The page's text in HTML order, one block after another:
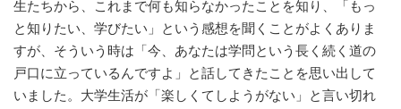
生たちから、これまで何も知らなかったことを知り、「もっ
と知りたい、学びたい」という感想を聞くことがよくありま
すが、そういう時は「今、あなたは学問という長く続く道の
戸口に立っているんですよ」と話してきたことを思い出して
いました。大学生活が「楽しくてしようがない」と言い切れ